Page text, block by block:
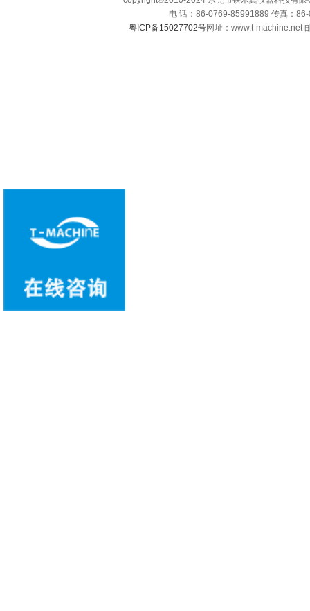
电 话：86-0769-85991889 传真：
粤ICP备15027702号网址：www.t-machine.net